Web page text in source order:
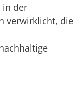
in der
verwirklicht, die